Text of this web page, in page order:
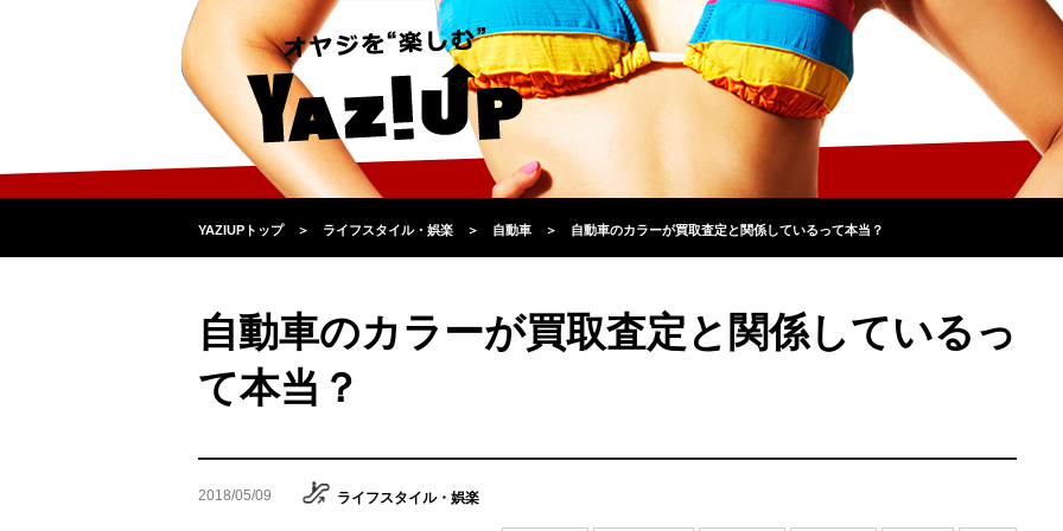
YAZIUPトップ ＞ ライフスタイル・娯楽 ＞ 自動車 ＞ 自動車のカラーが買取査定と関係しているって本当？
自動車のカラーが買取査定と関係しているっ
て本当？
2018/05/09 ライフスタイル・娯楽